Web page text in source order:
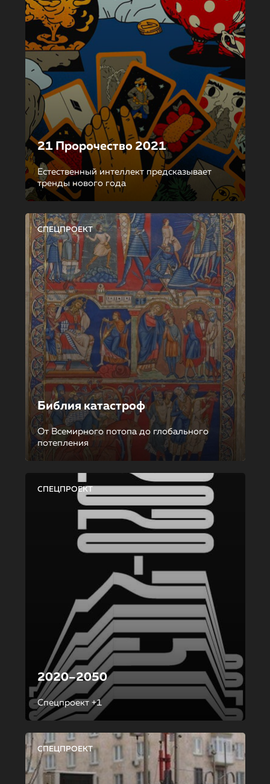
21 Пророчество 2021
Естественный интеллект предсказывает
тренды нового года
СПЕЦПРОЕКТ
Библия катастроф
От Всемирного потопа до глобального
потепления
СПЕЦПРОЕКТ
2020–2050
Спецпроект +1
СПЕЦПРОЕКТ